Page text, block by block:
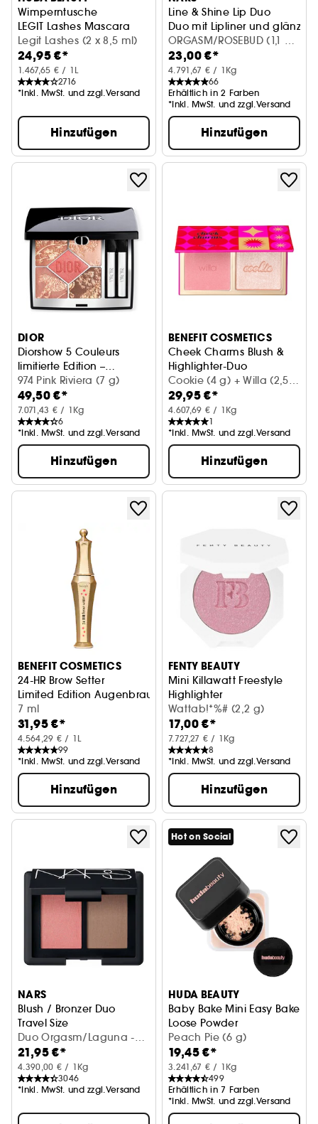
Wimperntusche
LEGIT Lashes Mascara
Legit Lashes (2 x 8,5 ml)
24,95 €*
1.467,65 € / 1L
2716
*Inkl. MwSt. und zzgl.Versand
Hinzufügen
Line & Shine Lip Duo
Duo mit Lipliner und
ORGASM/ROSEBUD (1,1 g;
3,7 ml)
23,00 €*
4.791,67 € / 1Kg
66
Erhältlich in 2 Farben
*Inkl. MwSt. und zzgl.Versand
Hinzufügen
DIOR
Diorshow 5 Couleurs
limitierte Edition –
Farbintensive Lidschatten
974 Pink Riviera (7 g)
49,50 €*
7.071,43 € / 1Kg
6
*Inkl. MwSt. und zzgl.Versand
Hinzufügen
BENEFIT COSMETICS
Cheek Charms Blush &
Highlighter-Duo
Limited Edition
Cookie (4 g) + Willa (2,5
g)
29,95 €*
4.607,69 € / 1Kg
1
*Inkl. MwSt. und zzgl.Versand
Hinzufügen
BENEFIT COSMETICS
24-HR Brow Setter
Limited Edition Augenbrauengel
7 ml
31,95 €*
4.564,29 € / 1L
99
*Inkl. MwSt. und zzgl.Versand
Hinzufügen
FENTY BEAUTY
Mini Killawatt Freestyle
Highlighter
Make-up, Teint, Highlighter
Wattab!*%# (2,2 g)
17,00 €*
7.727,27 € / 1Kg
8
*Inkl. MwSt. und zzgl.Versand
Hinzufügen
NARS
Blush / Bronzer Duo
Travel Size
Duo Orgasm/Laguna -
2,5g
21,95 €*
4.390,00 € / 1Kg
3046
*Inkl. MwSt. und zzgl.Versand
Hot on Social
HUDA BEAUTY
Baby Bake Mini Easy Bake
Loose Powder
Easy Bake loses Mini-
Peach Pie (6 g)
19,45 €*
3.241,67 € / 1Kg
499
Erhältlich in 7 Farben
*Inkl. MwSt. und zzgl.Versand